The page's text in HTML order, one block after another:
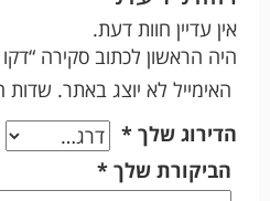
אין עדיין חוות דעת.
היה הראשון לכתוב סקירה “דקו
האימייל לא יוצג באתר. שדות
הדירוג שלך *
הביקורת שלך *